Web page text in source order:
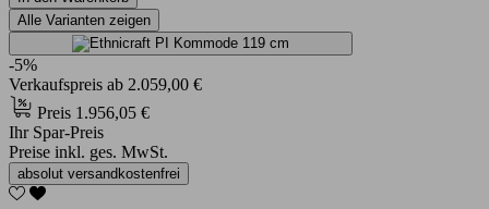
Alle Varianten zeigen
-5%
Verkaufspreis ab 2.059,00 €
Preis 1.956,05 €
Ihr Spar-Preis
Preise inkl. ges. MwSt.
absolut versandkostenfrei